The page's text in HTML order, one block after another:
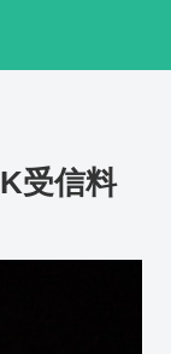
受信料